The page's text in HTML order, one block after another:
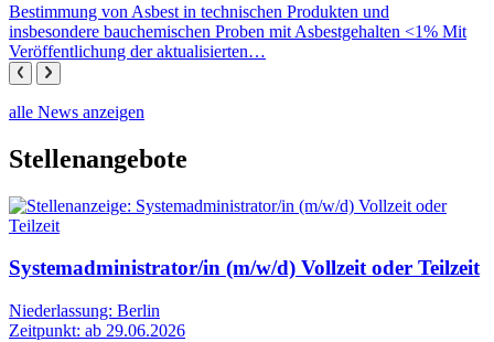
Bestimmung von Asbest in technischen Produkten und
insbesondere bauchemischen Proben mit Asbestgehalten <1% Mit
Veröffentlichung der aktualisierten…
alle News anzeigen
Stellenangebote
Systemadministrator/in (m/w/d) Vollzeit oder Teilzeit
Niederlassung: Berlin
Zeitpunkt: ab 29.06.2026